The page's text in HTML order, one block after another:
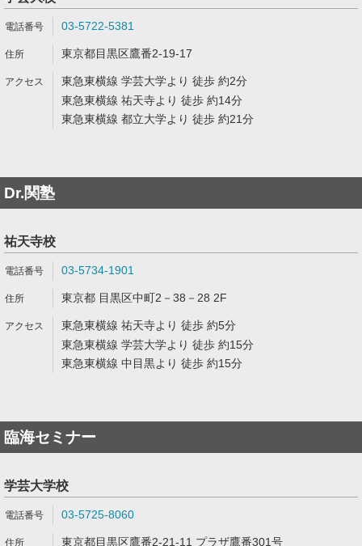
03-5722-5381
東京都目黒区鷹番2-19-17
東急東横線 学芸大学より 徒歩 約2分
東急東横線 祐天寺より 徒歩 約14分
東急東横線 都立大学より 徒歩 約21分
Dr.関塾
祐天寺校
03-5734-1901
東京都 目黒区中町2－38－28 2F
東急東横線 祐天寺より 徒歩 約5分
東急東横線 学芸大学より 徒歩 約15分
東急東横線 中目黒より 徒歩 約15分
臨海セミナー
学芸大学校
03-5725-8060
東京都目黒区鷹番2-21-11 プラザ鷹番301号